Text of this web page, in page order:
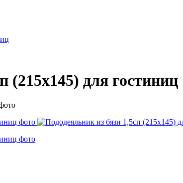
(215х145) для гостиниц